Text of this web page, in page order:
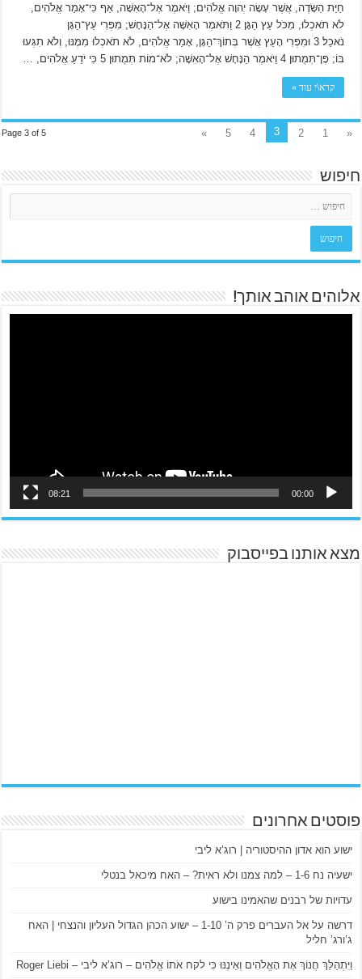
חַיַּת הַשָּׂדֶה, אֲשֶׁר עָשָׂה יְהוָה אֱלֹהִים; וַיֹּאמֶר אֶל־הָאִשָּׁה, אַף כִּי־אָמַר אֱלֹהִים,
לֹא תֹאכְלוּ, מִכֹּל עֵץ הַגָּן׃ 2 וַתֹּאמֶר הָאִשָּׁה אֶל־הַנָּחָשׁ; מִפְּרִי עֵץ־הַגָּן
נֹאכֵל׃ 3 וּמִפְּרִי הָעֵץ אֲשֶׁר בְּתוֹךְ־הַגָּן, אָמַר אֱלֹהִים, לֹא תֹאכְלוּ מִמֶּנּוּ, וְלֹא תִגְּעוּ
בּוֹ; פֶּן־תְּמֻתוּן׃ 4 וַיֹּאמֶר הַנָּחָשׁ אֶל־הָאִשָּׁה; לֹא־מוֹת תְּמֻתוּן׃ 5 כִּי יֹדֵעַ אֱלֹהִים, …
קרא\י עוד »
Page 3 of 5 «
1
2
3
4
5
»
חיפוש
אלוהים אוהב אותך!
00:00
08:21
מצא אותנו בפייסבוק
פוסטים אחרונים
ישוע הוא אדון ההיסטוריה | רוג’א ליבי
ישעיה נח 1-6 – למה צמנו ולא ראית? – האח מיכאל בנטלי
עדויות של רבנים שהאמינו בישוע
דרשה על אל העברים פרק ה’ 1-10 – ישוע הכהן הגדול העליון והנצחי | האח
ג’ורג’ חליל
וַיִּתְהַלֵּךְ חֲנוֹךְ אֶת הָאֱלֹהִים וְאֵינֶנּוּ כִּי לקח אֹתוֹ אֱלֹהִים – רוג’א ליבי – Roger Liebi